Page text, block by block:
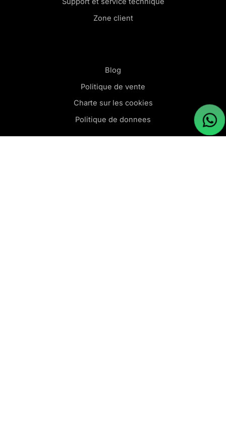
Zone client
Blog
Politique de vente
Charte sur les cookies
Politique de donnees